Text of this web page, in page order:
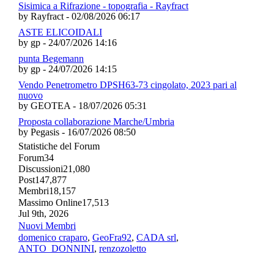
Sisimica a Rifrazione - topografia - Rayfract
by Rayfract - 02/08/2026 06:17
ASTE ELICOIDALI
by gp - 24/07/2026 14:16
punta Begemann
by gp - 24/07/2026 14:15
Vendo Penetrometro DPSH63-73 cingolato, 2023 pari al
nuovo
by GEOTEA - 18/07/2026 05:31
Proposta collaborazione Marche/Umbria
by Pegasis - 16/07/2026 08:50
Statistiche del Forum
Forum34
Discussioni21,080
Post147,877
Membri18,157
Massimo Online17,513
Jul 9th, 2026
Nuovi Membri
domenico craparo, GeoFra92, CADA srl,
ANTO_DONNINI, renzozoletto